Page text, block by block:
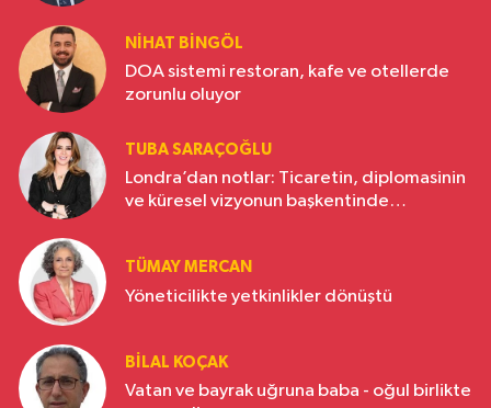
NIHAT BINGÖL
DOA sistemi restoran, kafe ve otellerde
zorunlu oluyor
TUBA SARAÇOĞLU
Londra’dan notlar: Ticaretin, diplomasinin
ve küresel vizyonun başkentinde
TÜMAY MERCAN
Yöneticilikte yetkinlikler dönüştü
BILAL KOÇAK
Vatan ve bayrak uğruna baba - oğul birlikte